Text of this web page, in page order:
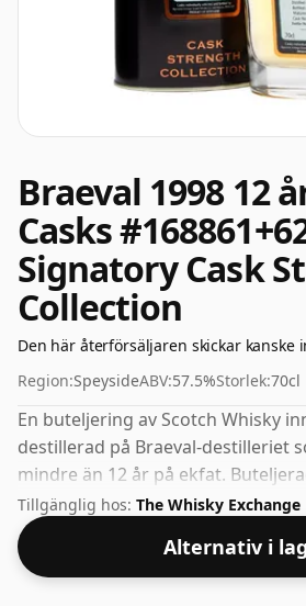
Braeval 1998 12
Casks
Signatory Cask
Collection
Den här återförsäljaren skickar kanske
Region:SpeysideABV:57.5%Storlek:70cl
En buteljering av Scotch Whisky
destillerad på Braeval-destilleriet
mindre än 12 år på ekfat.
drickstyrka på 57,5 ​​% kommer
flaska.
Tillgänglig hos: The Whisky Exchange
Alternativ i